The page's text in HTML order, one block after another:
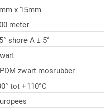
x 15mm
meter
shore A ± 5°
zwart mosrubber
tot +110°C